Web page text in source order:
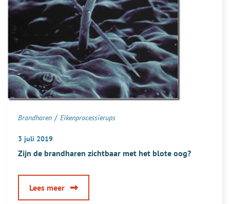
Brandharen / Eikenprocessierups
3 juli 2019
Zijn de brandharen zichtbaar met het blote oog?
Lees meerover
Zijn